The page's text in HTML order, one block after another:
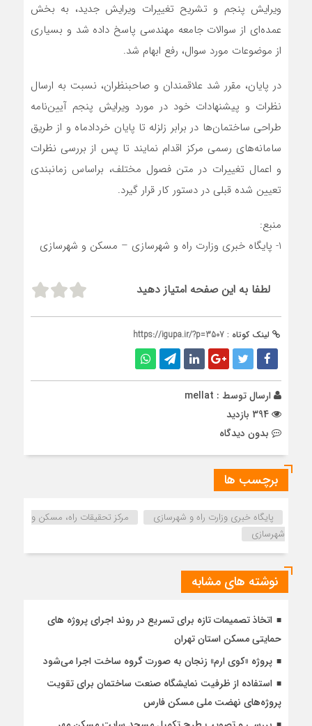
ویرایش پنجم و تشریح تغییرات ویرایش جدید، به بخش
عمده‌ای از سوالات جامعه مهندسی پاسخ داده شد و بسیاری
از موضوعات مورد سوال، رفع ابهام شد.
در پایان، مقرر شد علاقمندان و صاحبنظران، نسبت به ارسال
نظرات و پیشنهادات خود در مورد ویرایش پنجم آیین‌نامه
طراحی ساختمان‌ها در برابر زلزله تا پایان خردادماه و از طریق
سامانه‌های رسمی مرکز اقدام نمایند تا پس از بررسی نظرات
و اعمال تغییرات در متن فصول مختلف، براساس زمانبندی
تعیین شده قبلی در دستور کار قرار گیرد.
منبع:
1- پایگاه خبری وزارت راه و شهرسازی – مسکن و شهرسازی
لطفا به این صفحه امتیاز دهید
لینک کوتاه : https://igupa.ir/?p=3507
ارسال توسط : mellat
بدون دیدگاه
برچسب ها
پایگاه خبری وزارت راه و شهرسازی
مرکز تحقیقات راه، مسکن و
شهرسازی
نوشته های مشابه
اتخاذ تصمیمات تازه برای تسریع در روند اجرای پروژه های
حمایتی مسکن استان تهران
پروژه «کوی ارم» زنجان به صورت گروه ساخت اجرا می‌شود
استفاده از ظرفیت نمایشگاه صنعت ساختمان برای تقویت
پروژه‌های نهضت ملی مسکن فارس